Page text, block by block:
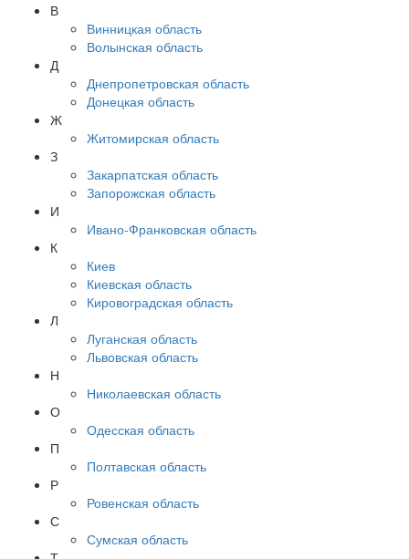
В
Винницкая область
Волынская область
Д
Днепропетровская область
Донецкая область
Ж
Житомирская область
З
Закарпатская область
Запорожская область
И
Ивано-Франковская область
К
Киев
Киевская область
Кировоградская область
Л
Луганская область
Львовская область
Н
Николаевская область
О
Одесская область
П
Полтавская область
Р
Ровенская область
С
Сумская область